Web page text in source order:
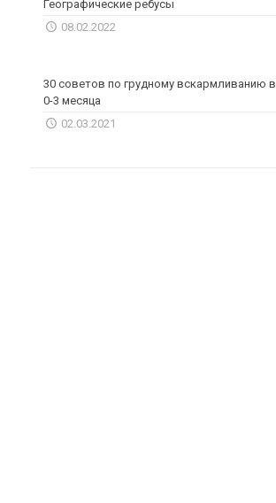
Географические ребусы
08.02.2022
30 советов по грудному вскармливанию в
0-3 месяца
02.03.2021